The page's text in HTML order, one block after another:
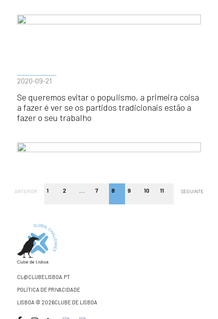
2020-09-21
Se queremos evitar o populismo, a primeira coisa
a fazer é ver se os partidos tradicionais estão a
fazer o seu trabalho
ANTERIOR 1 2 7 8 9 10 11 SEGUINTE
CL@CLUBELISBOA.PT
POLÍTICA DE PRIVACIDADE
LISBOA © 2026CLUBE DE LISBOA